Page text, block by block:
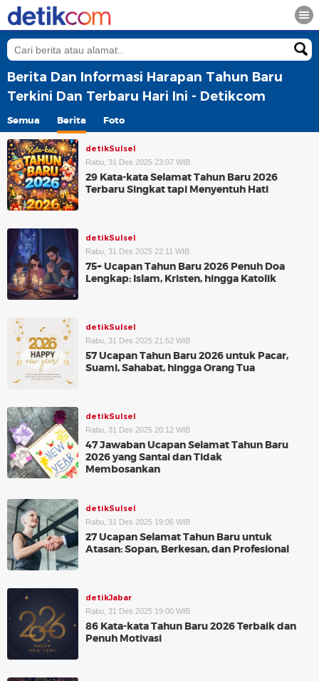
Berita Dan Informasi Harapan Tahun Baru
Terkini Dan Terbaru Hari Ini - Detikcom
Semua Berita Foto
detikSulsel
Rabu, 31 Des 2025 23:07 WIB
29 Kata-kata Selamat Tahun Baru 2026
Terbaru Singkat tapi Menyentuh Hati
detikSulsel
Rabu, 31 Des 2025 22:11 WIB
75+ Ucapan Tahun Baru 2026 Penuh Doa
Lengkap: Islam, Kristen, hingga Katolik
detikSulsel
Rabu, 31 Des 2025 21:52 WIB
57 Ucapan Tahun Baru 2026 untuk Pacar,
Suami, Sahabat, hingga Orang Tua
detikSulsel
Rabu, 31 Des 2025 20:12 WIB
47 Jawaban Ucapan Selamat Tahun Baru
2026 yang Santai dan Tidak
Membosankan
detikSulsel
Rabu, 31 Des 2025 19:06 WIB
27 Ucapan Selamat Tahun Baru untuk
Atasan: Sopan, Berkesan, dan Profesional
detikJabar
Rabu, 31 Des 2025 19:00 WIB
86 Kata-kata Tahun Baru 2026 Terbaik dan
Penuh Motivasi